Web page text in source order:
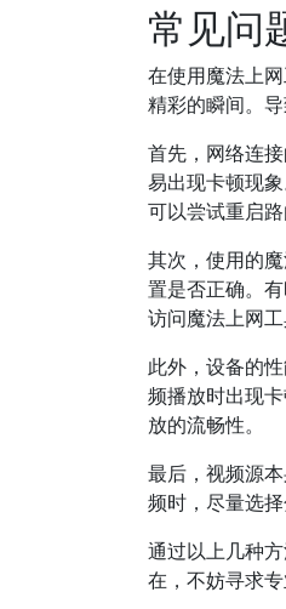
常见问
在使用魔法上
精彩的瞬间。
首先，网络连
易出现卡顿现
可以尝试重启
其次，使用的
置是否正确。
访问魔法上网
此外，设备的
频播放时出现
放的流畅性。
最后，视频源
频时，尽量选
通过以上几种
在，不妨寻求